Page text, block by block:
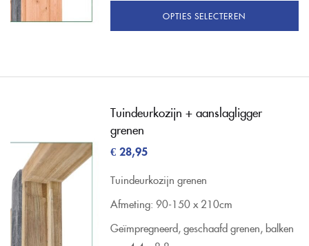
OPTIES SELECTEREN
Tuindeurkozijn + aanslagligger
grenen
€28,95
Tuindeurkozijn grenen
Afmeting: 90-150 x 210cm
Geïmpregneerd, geschaafd grenen, balken